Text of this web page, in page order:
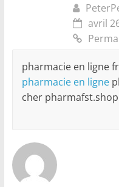
avril
pharmacie en ligne
pharmacie en ligne
cher pharmafst.shop